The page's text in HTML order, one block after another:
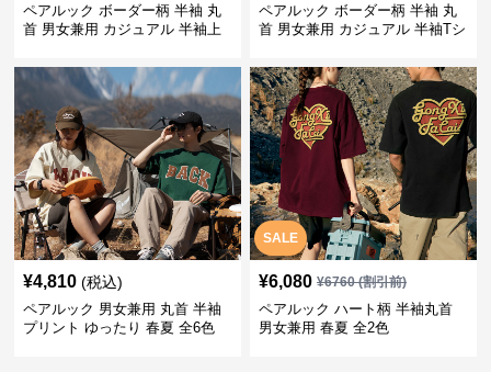
ペアルック ボーダー柄 半袖 丸
首 男女兼用 カジュアル 半袖上
ペアルック ボーダー柄 半袖 丸
首 男女兼用 カジュアル 半袖Tシ
¥4,810 (税込)
ペアルック 男女兼用 丸首 半袖
プリント ゆったり 春夏 全6色
SALE
¥6,080 ¥6760(割引前)
ペアルック ハート柄 半袖丸首
男女兼用 春夏 全2色